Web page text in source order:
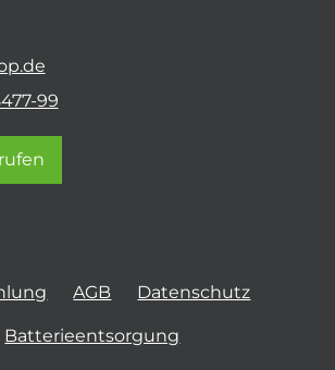
99
AGB Datenschutz
Batterieentsorgung